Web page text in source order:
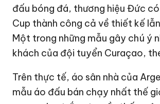
đấu bóng đá, thương hiệu Đức
Cup thành công cả về thiết kế
Một trong những mẫu gây chú ý
khách của đội tuyển Curaçao,
Trên thực tế, áo sân nhà của
mẫu áo đấu bán chạy nhất thế